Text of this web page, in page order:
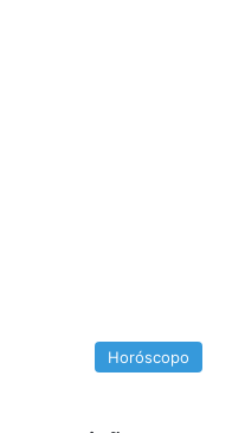
Horóscopo